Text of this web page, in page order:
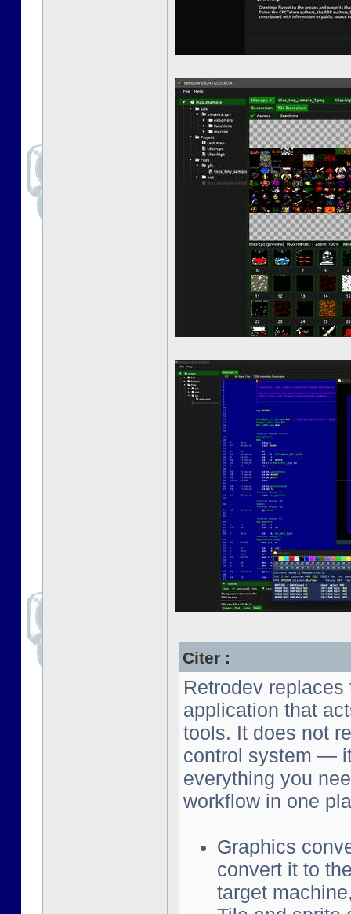
Citer :
Retrodev
application that
tools. It does not
control system —
everything you
workflow in one
Graphics
convert it to
target